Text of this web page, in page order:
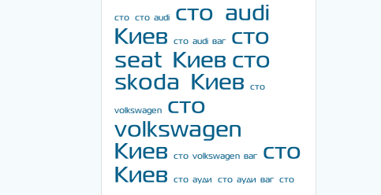
сто сто audi
сто audi
Киев
сто audi ваг
сто
seat Киев сто
skoda Киев
сто
volkswagen
сто
volkswagen
Киев
сто volkswagen ваг
сто
Киев
сто ауди сто ауди ваг сто